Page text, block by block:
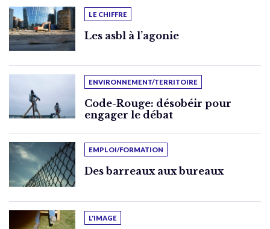
LE CHIFFRE
Les asbl à l’agonie
ENVIRONNEMENT/TERRITOIRE
Code-Rouge: désobéir pour
engager le débat
EMPLOI/FORMATION
Des barreaux aux bureaux
L'IMAGE